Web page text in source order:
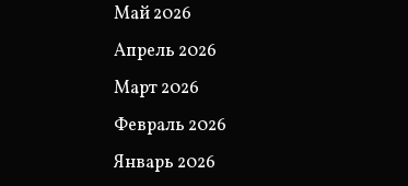
Май 2026
Апрель 2026
Март 2026
Февраль 2026
Январь 2026